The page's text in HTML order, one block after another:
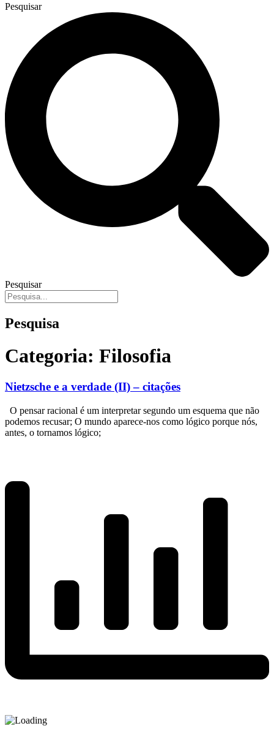
Pesquisar
Pesquisar
Pesquisa
Categoria: Filosofia
Nietzsche e a verdade (II) – citações
O pensar racional é um interpretar segundo um esquema que não
podemos recusar; O mundo aparece-nos como lógico porque nós,
antes, o tornamos lógico;